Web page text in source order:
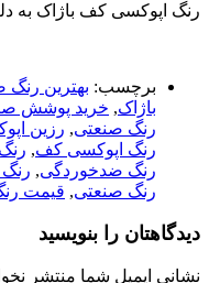
رنگ اپوکسی کف باژاک به
برچسب: بهترین رنگ
باژاک, خرید پوشش
رنگ صنعتی, رزین
رنگ اپوکسی کف,
رنگ ضدخوردگی,
رنگ صنعتی, قیمت
دیدگاهتان را بنویسید
نشانی ایمیل شما منتشر